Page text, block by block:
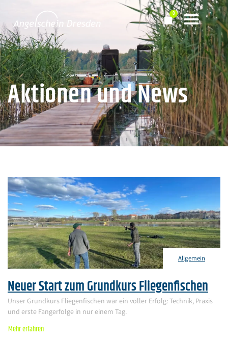
Aktionen und News
Allgemein
Neuer Start zum Grundkurs Fliegenfischen
Unser Grundkurs Fliegenfischen war ein voller Erfolg: Technik, Praxis
und erste Fangerfolge in nur einem Tag.
Mehr erfahren